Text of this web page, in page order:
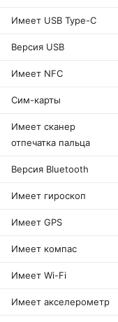
Имеет USB Type-C
Версия USB
Имеет NFC
Сим-карты
Имеет сканер
отпечатка пальца
Версия Bluetooth
Имеет гироскоп
Имеет GPS
Имеет компас
Имеет Wi-Fi
Имеет акселерометр